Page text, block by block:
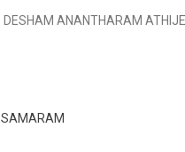
ANANTHARAM